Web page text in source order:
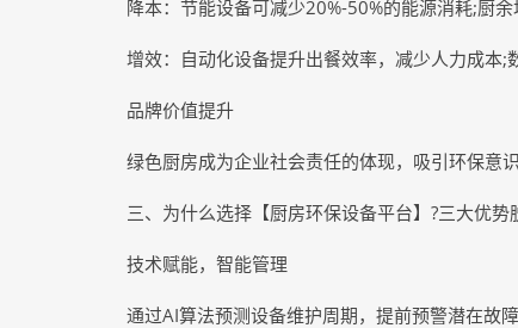
降本：节能设备可减少20%-50%的能源消耗;厨余
增效：自动化设备提升出餐效率，减少人力成本;
品牌价值提升
绿色厨房成为企业社会责任的体现，吸引环保意
三、为什么选择【厨房环保设备平台】?三大优势
技术赋能，智能管理
通过AI算法预测设备维护周期，提前预警潜在故